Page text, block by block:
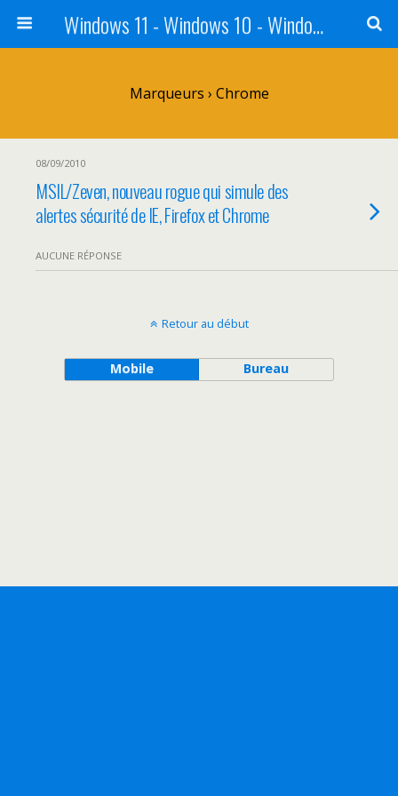
Windows 11 - Windows 10 - Windows 8 - Windows 7 - VISTA
Marqueurs › Chrome
08/09/2010
MSIL/Zeven, nouveau rogue qui simule des
alertes sécurité de IE, Firefox et Chrome
AUCUNE RÉPONSE
Retour au début
Mobile Bureau